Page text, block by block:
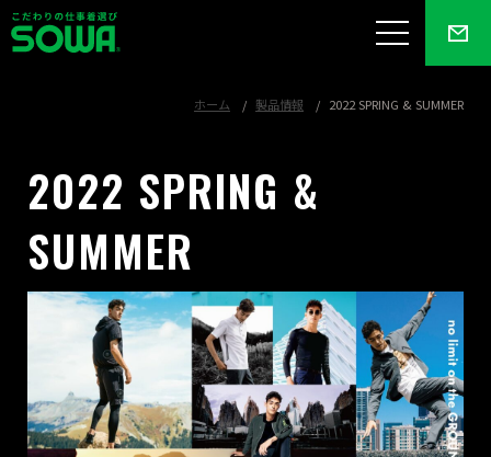
ホーム 製品情報 2022 SPRING & SUMMER
2022 SPRING &
SUMMER